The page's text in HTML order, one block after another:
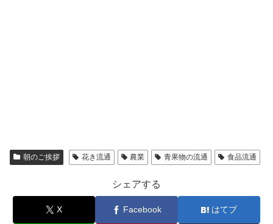
朝のご挨拶 花き流通 農業 青果物の流通 食品流通
シェアする
X Facebook はてブ